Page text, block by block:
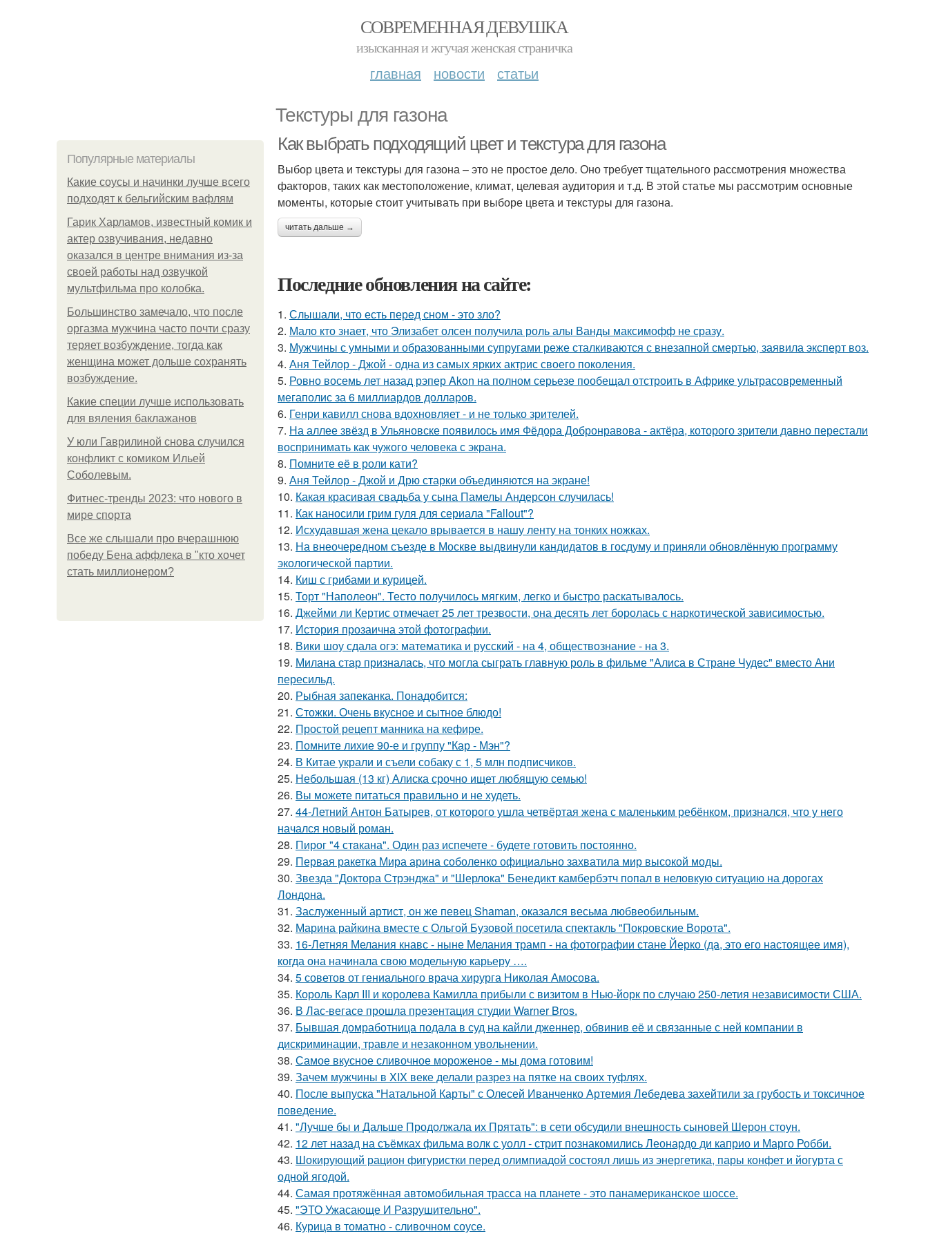
СОВРЕМЕННАЯ ДЕВУШКА
изысканная и жгучая женская страничка
главная новости статьи
Текстуры для газона
Популярные материалы
Какие соусы и начинки лучше всего
подходят к бельгийским вафлям
Гарик Харламов, известный комик и
актер озвучивания, недавно
оказался в центре внимания из-за
своей работы над озвучкой
мультфильма про колобка.
Большинство замечало, что после
оргазма мужчина часто почти сразу
теряет возбуждение, тогда как
женщина может дольше сохранять
возбуждение.
Какие специи лучше использовать
для вяления баклажанов
У юли Гаврилиной снова случился
конфликт с комиком Ильей
Соболевым.
Фитнес-тренды 2023: что нового в
мире спорта
Все же слышали про вчерашнюю
победу Бена аффлека в "кто хочет
стать миллионером?
Как выбрать подходящий цвет и текстура для газона
Выбор цвета и текстуры для газона – это не простое дело. Оно требует тщательного рассмотрения множества
факторов, таких как местоположение, климат, целевая аудитория и т.д. В этой статье мы рассмотрим основные
моменты, которые стоит учитывать при выборе цвета и текстуры для газона.
читать дальше →
Последние обновления на сайте:
1. Слышали, что есть перед сном - это зло?
2. Мало кто знает, что Элизабет олсен получила роль алы Ванды максимофф не сразу.
3. Мужчины с умными и образованными супругами реже сталкиваются с внезапной смертью, заявила эксперт воз.
4. Аня Тейлор - Джой - одна из самых ярких актрис своего поколения.
5. Ровно восемь лет назад рэпер Akon на полном серьезе пообещал отстроить в Африке ультрасовременный
мегаполис за 6 миллиардов долларов.
6. Генри кавилл снова вдохновляет - и не только зрителей.
7. На аллее звёзд в Ульяновске появилось имя Фёдора Добронравова - актёра, которого зрители давно перестали
воспринимать как чужого человека с экрана.
8. Помните её в роли кати?
9. Аня Тейлор - Джой и Дрю старки объединяются на экране!
10. Какая красивая свадьба у сына Памелы Андерсон случилась!
11. Как наносили грим гуля для сериала "Fallout"?
12. Исхудавшая жена цекало врывается в нашу ленту на тонких ножках.
13. На внеочередном съезде в Москве выдвинули кандидатов в госдуму и приняли обновлённую программу
экологической партии.
14. Киш с грибами и курицей.
15. Торт "Наполеон". Тесто получилось мягким, легко и быстро раскатывалось.
16. Джейми ли Кертис отмечает 25 лет трезвости, она десять лет боролась с наркотической зависимостью.
17. История прозаична этой фотографии.
18. Вики шоу сдала огэ: математика и русский - на 4, обществознание - на 3.
19. Милана стар призналась, что могла сыграть главную роль в фильме "Алиса в Стране Чудес" вместо Ани
пересильд.
20. Рыбная запеканка. Понадобится:
21. Стожки. Очень вкусное и сытное блюдо!
22. Простой рецепт манника на кефире.
23. Помните лихие 90-е и группу "Кар - Мэн"?
24. В Китае украли и съели собаку с 1, 5 млн подписчиков.
25. Небольшая (13 кг) Алиска срочно ищет любящую семью!
26. Вы можете питаться правильно и не худеть.
27. 44-Летний Антон Батырев, от которого ушла четвёртая жена с маленьким ребёнком, признался, что у него
начался новый роман.
28. Пирог "4 стaкана". Один раз испечете - будете готовить постоянно.
29. Первая ракетка Мира арина соболенко официально захватила мир высокой моды.
30. Звезда "Доктора Стрэнджа" и "Шерлока" Бенедикт камбербэтч попал в неловкую ситуацию на дорогах
Лондона.
31. Заслуженный артист, он же певец Shaman, оказался весьма любвеобильным.
32. Марина райкина вместе с Ольгой Бузовой посетила спектакль "Покровские Ворота".
33. 16-Летняя Мелания кнавс - ныне Мелания трамп - на фотографии стане Йерко (да, это его настоящее имя),
когда она начинала свою модельную карьеру ….
34. 5 советов от гениального врача хирурга Николая Амосова.
35. Король Карл III и королева Камилла прибыли с визитом в Нью-йорк по случаю 250-летия независимости США.
36. В Лас-вегасе прошла презентация студии Warner Bros.
37. Бывшая домработница подала в суд на кайли дженнер, обвинив её и связанные с ней компании в
дискриминации, травле и незаконном увольнении.
38. Самое вкусное сливочное мороженое - мы дома готовим!
39. Зачем мужчины в XIX веке делали разрез на пятке на своих туфлях.
40. После выпуска "Натальной Карты" с Олесей Иванченко Артемия Лебедева захейтили за грубость и токсичное
поведение.
41. "Лучше бы и Дальше Продолжала их Прятать": в сети обсудили внешность сыновей Шерон стоун.
42. 12 лет назад на съёмках фильма волк с уолл - стрит познакомились Леонардо ди каприо и Марго Робби.
43. Шокирующий рацион фигуристки перед олимпиадой состоял лишь из энергетика, пары конфет и йогурта с
одной ягодой.
44. Самая протяжённая автомобильная трасса на планете - это панамериканское шоссе.
45. "ЭТО Ужасающе И Разрушительно".
46. Курица в томатно - сливочном соусе.